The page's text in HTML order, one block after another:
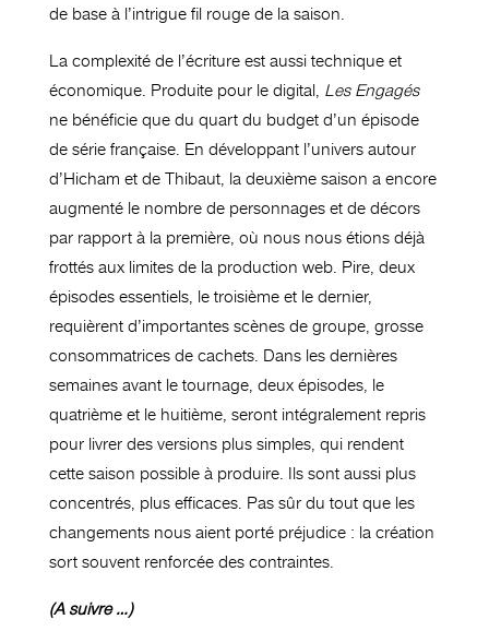
de base à l’intrigue fil rouge de la saison.
La complexité de l’écriture est aussi technique et
économique. Produite pour le digital, Les Engagés
ne bénéficie que du quart du budget d’un épisode
de série française. En développant l’univers autour
d’Hicham et de Thibaut, la deuxième saison a encore
augmenté le nombre de personnages et de décors
par rapport à la première, où nous nous étions déjà
frottés aux limites de la production web. Pire, deux
épisodes essentiels, le troisième et le dernier,
requièrent d’importantes scènes de groupe, grosse
consommatrices de cachets. Dans les dernières
semaines avant le tournage, deux épisodes, le
quatrième et le huitième, seront intégralement repris
pour livrer des versions plus simples, qui rendent
cette saison possible à produire. Ils sont aussi plus
concentrés, plus efficaces. Pas sûr du tout que les
changements nous aient porté préjudice : la création
sort souvent renforcée des contraintes.
(A suivre …)